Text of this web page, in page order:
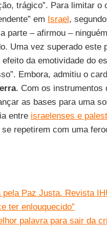
trágico”. Para limitar o
em Israel, segundo
parte – afirmou –
Uma vez superado este
da emotividade do
Embora, admitiu o
. Com os instrumentos
as bases para uma
entre israelenses e
repetirem com uma
Paz Justa. Revista
ter enlouquecido”
palavra para sair da